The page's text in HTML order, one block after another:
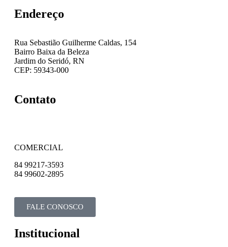
Endereço
Rua Sebastião Guilherme Caldas, 154
Bairro Baixa da Beleza
Jardim do Seridó, RN
CEP: 59343-000
Contato
COMERCIAL
84 99217-3593
84 99602-2895
FALE CONOSCO
Institucional